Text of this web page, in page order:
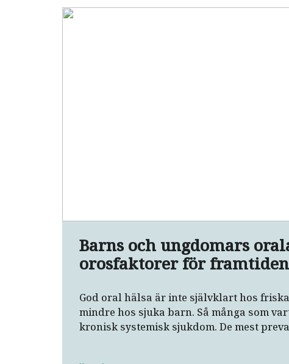
Barns och ungdomars
orosfaktorer för framtiden
God oral hälsa är inte självklart hos
mindre hos sjuka barn. Så många som
kronisk systemisk sjukdom. De mest